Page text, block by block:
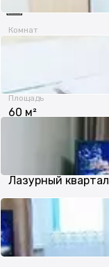
Комнат
2
Площадь
60 м²
Жилой комплекс
Лазурный квартал
Состояние
Хорошее